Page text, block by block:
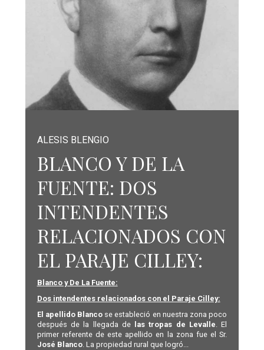
ALESIS BLENGIO
BLANCO Y DE LA
FUENTE: DOS
INTENDENTES
RELACIONADOS CON
EL PARAJE CILLEY:
Blanco y De La Fuente:
Dos intendentes relacionados con el Paraje Cilley:
El apellido Blanco se estableció en nuestra zona poco
después de la llegada delas tropas de Levalle. El
primer referente de este apellido en la zona fue el Sr.
José Blanco. La propiedad rural que logró...